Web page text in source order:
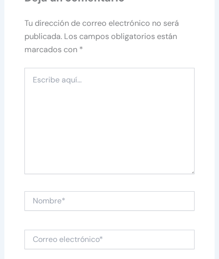
Tu dirección de correo electrónico no será
publicada. Los campos obligatorios están
marcados con *
aquí...
Nombre*
Correo
electrónico*